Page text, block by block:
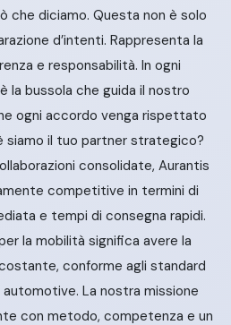
che diciamo. Questa non è solo
d’intenti. Rappresenta la
e responsabilità. In ogni
la bussola che guida il nostro
ogni accordo venga rispettato
siamo il tuo partner strategico?
consolidate, Aurantis
competitive in termini di
e tempi di consegna rapidi.
la mobilità significa avere la
conforme agli standard
La nostra missione
con metodo, competenza e un